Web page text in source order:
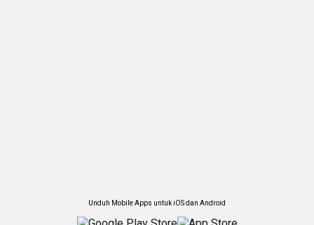
Unduh Mobile Apps untuk iOS dan Android